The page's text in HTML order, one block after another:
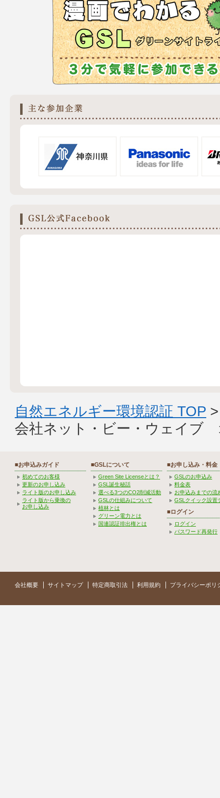
自然エネルギー環境認証 TOP
会社ネット・ビー・ウェイブ
■お申込みガイド
初めてのお客様
更新のお申し込み
ライト版のお申し込み
ライト版から乗換の
お申し込み
■GSLについて
Green Site Licenseとは？
GSL誕生秘話
選べる3つのCO2削減活動
GSLの仕組みについて
植林とは
グリーン電力とは
国連認証排出権とは
■お申し込み・料金
GSLのお申込み
料金表
お申込みまでの流
GSLクイック設置
■ログイン
ログイン
パスワード再発行
会社概要 サイトマップ 特定商取引法 利用規約 プライバシーポリ